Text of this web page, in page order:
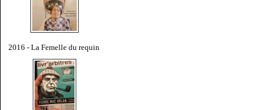
2016 - La Femelle du requin